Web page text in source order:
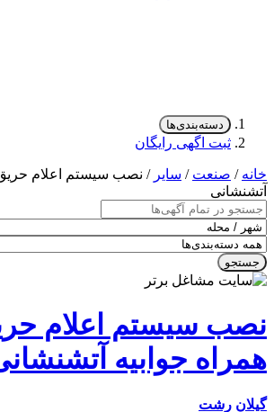
دسته‌بندی‌ها
ثبت اگهی رایگان
/صنعت/سایر / نصب سیستم اعلام حریق به
سیستم اعلام حریق
جوابیه آتشنشانی
رشت